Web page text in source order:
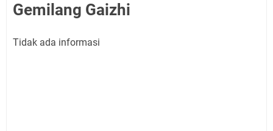
Gemilang Gaizhi
Tidak ada informasi